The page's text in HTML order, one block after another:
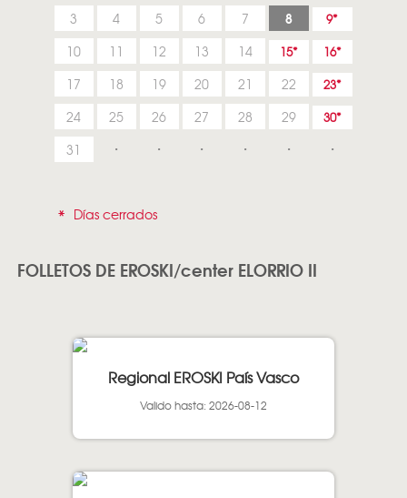
3 4 5 6 7 8 9
10 11 12 13 14 15 16
17 18 19 20 21 22 23
24 25 26 27 28 29 30
31
* Días cerrados
FOLLETOS DE EROSKI/center ELORRIO II
Regional EROSKI País Vasco
Valido hasta: 2026-08-12